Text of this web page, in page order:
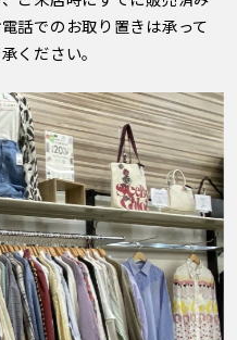
話でのお取り置きは承って
ください。